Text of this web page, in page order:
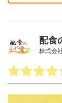
配食
株式会